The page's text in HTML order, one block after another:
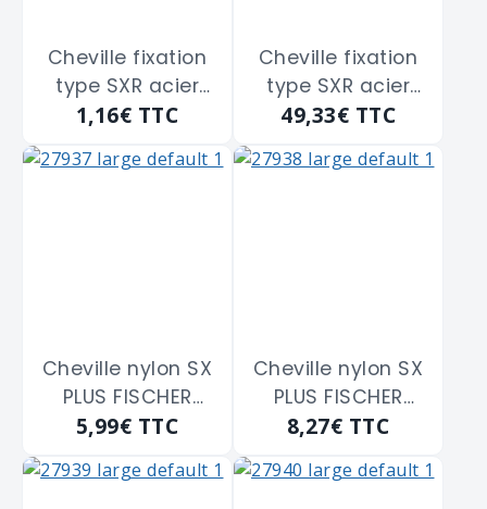
Cheville fixation
type SXR acier
électrozingué
de 8 x 80 m/m
1,16€ TTC
Cheville fixation
type SXR acier
électrozingué
de 8 x 80 m/m
49,33€ TTC
Cheville nylon SX
PLUS FISCHER
"568005" de 5 x
5,99€ TTC
Cheville nylon SX
PLUS FISCHER
"568006" de 6 x
8,27€ TTC